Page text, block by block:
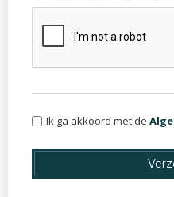
Ik ga akkoord met de